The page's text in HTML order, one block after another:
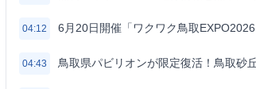
04:12 6月20日開催「ワクワク鳥取
04:43 鳥取県パビリオンが限定復活！鳥取砂